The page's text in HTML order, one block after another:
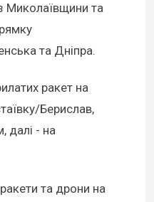
Миколаївщини та
та Дніпра.
ракет на
Берислав,
далі - на
та дрони на